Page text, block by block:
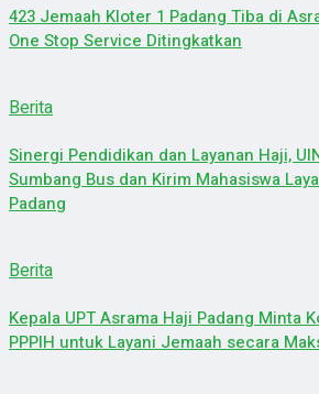
423 Jemaah Kloter 1 Padang Tiba di
One Stop Service Ditingkatkan
Berita
Sinergi Pendidikan dan Layanan Haji,
Sumbang Bus dan Kirim Mahasiswa
Padang
Berita
Kepala UPT Asrama Haji Padang Minta
PPPIH untuk Layani Jemaah secara